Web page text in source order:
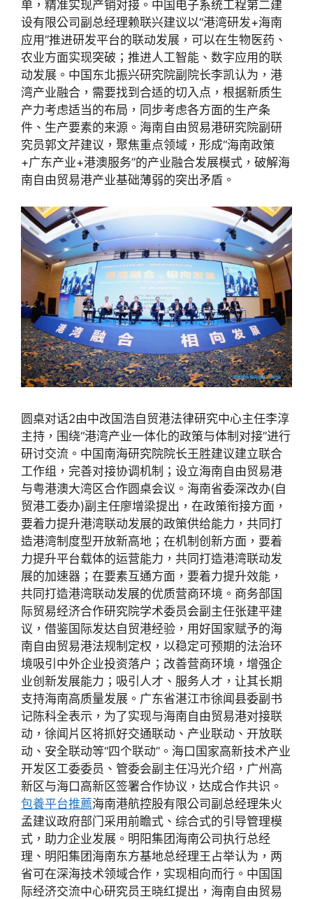
单，精准实现产销对接。中国电子系统工程第二建
设有限公司副总经理赖联兴建议以“港湾研发+海南
应用”推进研发平台的联动发展，可以在生物医药、
农业方面实现突破；推进人工智能、数字应用的联
动发展。中国东北振兴研究院副院长李凯认为，港
湾产业融合，需要找到合适的切入点，根据新质生
产力考虑适当的布局，同步考虑各方面的生产条
件、生产要素的来源。海南自由贸易港研究院副研
究员郭文芹建议，聚焦重点领域，形成“海南政策
+广东产业+港澳服务”的产业融合发展模式，破解海
南自由贸易港产业基础薄弱的突出矛盾。
圆桌对话2由中改国浩自贸港法律研究中心主任李淳
主持，围绕“港湾产业一体化的政策与体制对接”进行
研讨交流。中国南海研究院院长王胜建议建立联合
工作组，完善对接协调机制；设立海南自由贸易港
与粤港澳大湾区合作圆桌会议。海南省委深改办(自
贸港工委办)副主任廖增梁提出，在政策衔接方面，
要着力提升港湾联动发展的政策供给能力，共同打
造港湾制度型开放新高地；在机制创新方面，要着
力提升平台载体的运营能力，共同打造港湾联动发
展的加速器；在要素互通方面，要着力提升效能，
共同打造港湾联动发展的优质营商环境。商务部国
际贸易经济合作研究院学术委员会副主任张建平建
议，借鉴国际发达自贸港经验，用好国家赋予的海
南自由贸易港法规制定权，以稳定可预期的法治环
境吸引中外企业投资落户；改善营商环境，增强企
业创新发展能力；吸引人才、服务人才，让其长期
支持海南高质量发展。广东省湛江市徐闻县委副书
记陈科全表示，为了实现与海南自由贸易港对接联
动，徐闻片区将抓好交通联动、产业联动、开放联
动、安全联动等“四个联动”。海口国家高新技术产业
开发区工委委员、管委会副主任冯光介绍，广州高
新区与海口高新区签署合作协议，达成合作共识。
包養平台推薦海南港航控股有限公司副总经理朱火
孟建议政府部门采用前瞻式、综合式的引导管理模
式，助力企业发展。明阳集团海南公司执行总经
理、明阳集团海南东方基地总经理王占举认为，两
省可在深海技术领域合作，实现相向而行。中国国
际经济交流中心研究员王晓红提出，海南自由贸易